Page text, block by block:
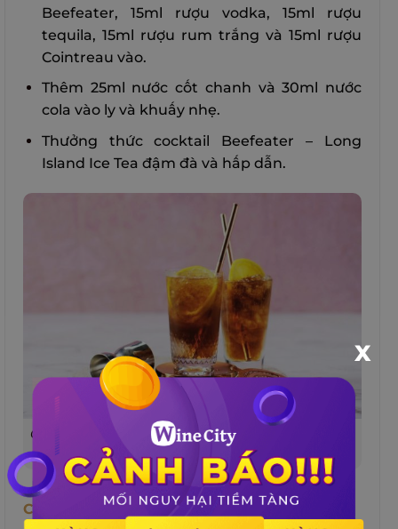
Beefeater, 15ml rượu vodka, 15ml rượu
tequila, 15ml rượu rum trắng và 15ml rượu
Cointreau vào.
Thêm 25ml nước cốt chanh và 30ml nước
cola vào ly và khuấy nhẹ.
Thưởng thức cocktail Beefeater – Long
Island Ice Tea đậm đà và hấp dẫn.
Cocktail Beefeater – Long Island Ice Tea là 1 trong
10 món cocktail nổi tiếng nhất thế giới
Cocktail Beefeater – Ramos Gin Fizz
X